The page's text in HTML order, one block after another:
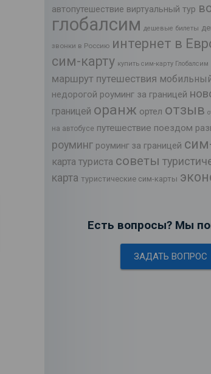
автопутешествие виртуальный тур
глобалсим дешевые билеты
звонки в Россию интернет в
сим-карту купить сим-карту Глобалсим
маршрут путешествия
недорогой роуминг за границей
границей оранж ортел отзыв
на автобусе путешествие поездом
роуминг роуминг за границей
карта туриста советы
карта туристические сим-карты
Есть вопросы? Мы
ЗАДАТЬ ВОПРОС